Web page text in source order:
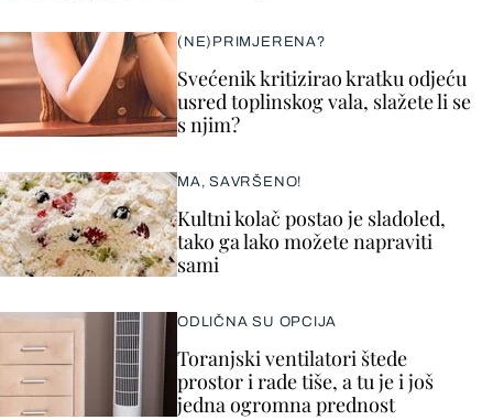
(NE)PRIMJERENA?
Svećenik kritizirao kratku odjeću
usred toplinskog vala, slažete li se
s njim?
MA, SAVRŠENO!
Kultni kolač postao je sladoled,
tako ga lako možete napraviti
sami
ODLIČNA SU OPCIJA
Toranjski ventilatori štede
prostor i rade tiše, a tu je i još
jedna ogromna prednost